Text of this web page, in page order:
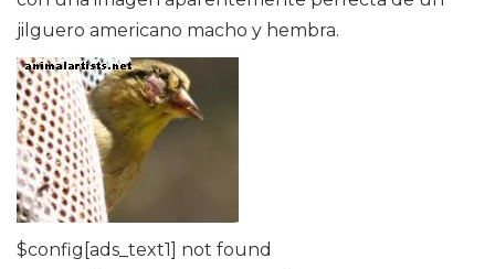
jilguero americano macho y hembra.
$config[ads_text1] not found